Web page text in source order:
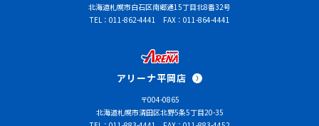
北海道札幌市白石区南郷通15丁目北8番32号
TEL：011-862-4441
FAX：011-864-4441
アリーナ平岡店
〒004-0865
北海道札幌市清田区北野5条5丁目20-35